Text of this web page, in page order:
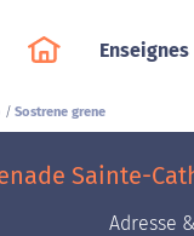
Enseignes
Sostrene grene
Sainte-
Adresse